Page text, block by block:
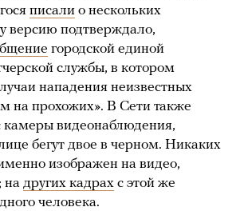
писали о нескольких
версию подтверждало,
городской единой
службы, в котором
нападения неизвестных
на прохожих». В Сети также
камеры видеонаблюдения,
бегут двое в черном. Никаких
изображен на видео,
на других кадрах с этой же
человека.